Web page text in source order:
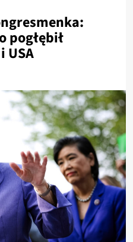
pogłębił
USA